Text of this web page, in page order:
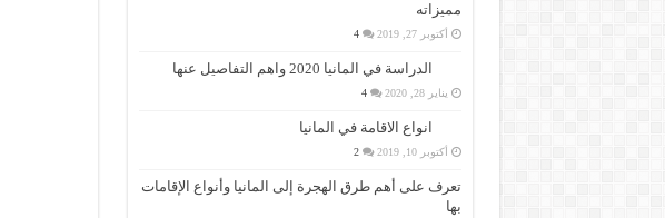
مميزاته
أكتوبر 27, 2019 4
الدراسة في المانيا 2020 واهم التفاصيل عنها
يناير 28, 2020 4
انواع الاقامة في المانيا
أكتوبر 10, 2019 2
تعرف على أهم طرق الهجرة إلى المانيا وأنواع الإقامات
بها